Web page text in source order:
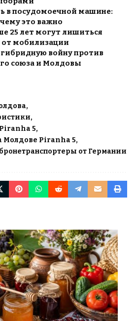
в посудомоечной машине:
это важно
25 лет могут лишиться
от мобилизации
гибридную войну против
союза и Молдовы
5
Молдове Piranha 5
от Германии